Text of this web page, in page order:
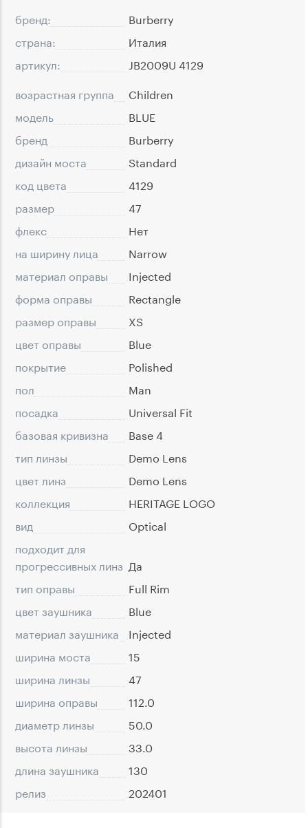
бренд:
Burberry
страна:
Италия
артикул:
JB2009U 4129
возрастная группа
Children
модель
BLUE
бренд
Burberry
дизайн моста
Standard
код цвета
4129
размер
47
флекс
Нет
на ширину лица
Narrow
материал оправы
Injected
форма оправы
Rectangle
размер оправы
XS
цвет оправы
Blue
покрытие
Polished
пол
Man
посадка
Universal Fit
базовая кривизна
Base 4
тип линзы
Demo Lens
цвет линз
Demo Lens
коллекция
HERITAGE LOGO
вид
Optical
подходит для
прогрессивных линз Да
тип оправы
Full Rim
цвет заушника
Blue
материал заушника
Injected
ширина моста
15
ширина линзы
47
ширина оправы
112.0
диаметр линзы
50.0
высота линзы
33.0
длина заушника
130
релиз
202401